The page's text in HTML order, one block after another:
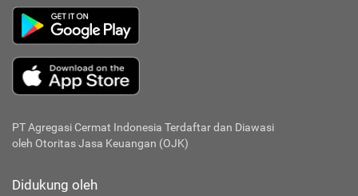
PT Agregasi Cermat Indonesia Terdaftar dan Diawasi
oleh Otoritas Jasa Keuangan (OJK)
Didukung oleh